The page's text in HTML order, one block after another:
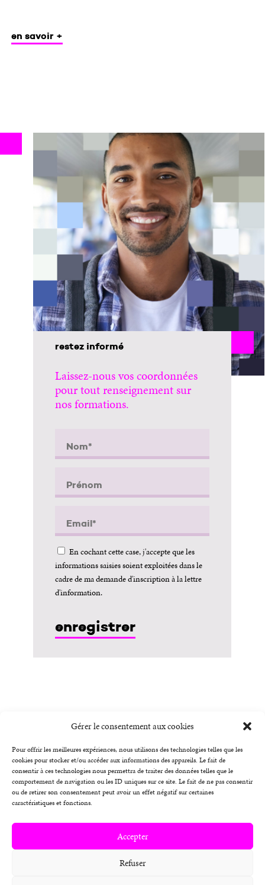
Gérer le consentement aux cookies
Pour offrir les meilleures expériences, nous utilisons des technologies telles que les
cookies pour stocker et/ou accéder aux informations des appareils. Le fait de
consentir à ces technologies nous permettra de traiter des données telles que le
comportement de navigation ou les ID uniques sur ce site. Le fait de ne pas consentir
ou de retirer son consentement peut avoir un effet négatif sur certaines
caractéristiques et fonctions.
Accepter
Refuser
en savoir +
restez informé
Laissez-nous vos coordonnées
pour tout renseignement sur
nos formations.
En cochant cette case, j'accepte que les
informations saisies soient exploitées dans le
cadre de ma demande d'inscription à la lettre
d'information.
Contactez-nous
Conditions Générales d’Utilisation
Conditions Générales de Vente
Politique de confidentialité
Accessibilité et Inclusion